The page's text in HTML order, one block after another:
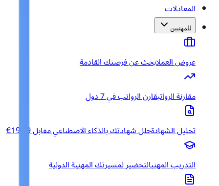
المعادلات
للمهنيين
عروض العملابحث عن فرصتك القادمة
مقارنة الرواتبقارن الرواتب في 7 دول
تحليل الشهادةحلل شهادتك بالذكاء الاصطناعي مقابل 19.99€
التدريب المهنيالتحضير لمسيرتك المهنية الدولية